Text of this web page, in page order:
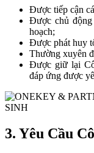
Được tiếp cận
Được chủ
hoạch;
Được phát huy
Thường xuyên
Được giữ lại
đáp ứng được
3. Yêu Cầu